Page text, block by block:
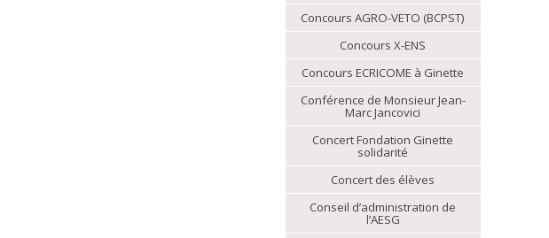
Concours AGRO-VETO (BCPST)
Concours X-ENS
Concours ECRICOME à Ginette
Conférence de Monsieur Jean-
Marc Jancovici
Concert Fondation Ginette
solidarité
Concert des élèves
Conseil d’administration de
l’AESG